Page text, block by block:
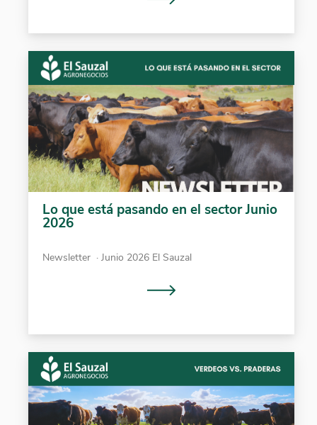
Lo que está pasando en el sector Junio
2026
Newsletter ​ · Junio 2026 El Sauzal